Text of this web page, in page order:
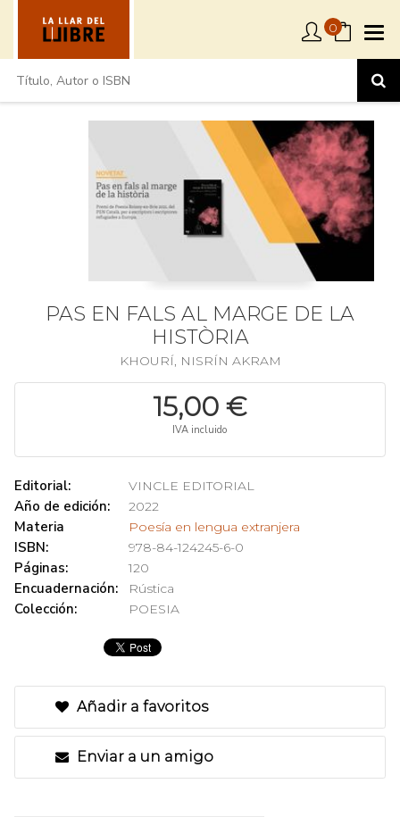
0
PAS EN FALS AL MARGE DE LA
HISTÒRIA
KHOURÍ, NISRÍN AKRAM
15,00 €
IVA incluido
Editorial: VINCLE EDITORIAL
Año de edición: 2022
Materia Poesía en lengua extranjera
ISBN: 978-84-124245-6-0
Páginas: 120
Encuadernación: Rústica
Colección: POESIA
Añadir a favoritos
Enviar a un amigo